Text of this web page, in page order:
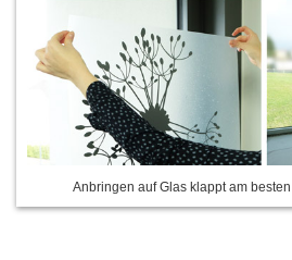
Anbringen auf Glas klappt am